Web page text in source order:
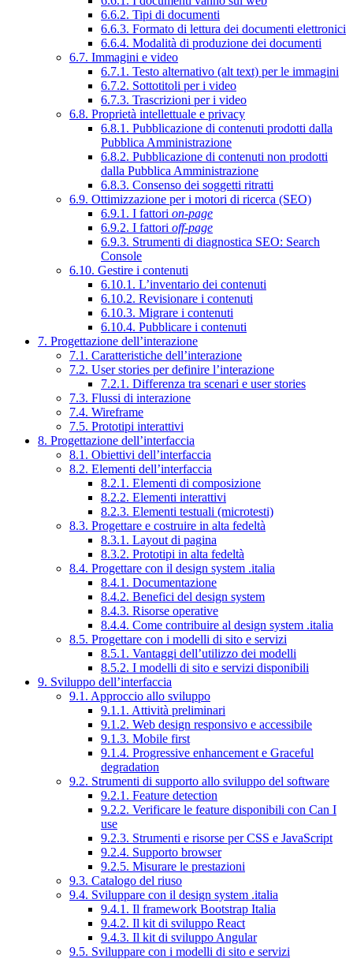
6.6.2. Tipi di documenti
6.6.3. Formato di lettura dei documenti elettronici
6.6.4. Modalità di produzione dei documenti
6.7. Immagini e video
6.7.1. Testo alternativo (alt text) per le immagini
6.7.2. Sottotitoli per i video
6.7.3. Trascrizioni per i video
6.8. Proprietà intellettuale e privacy
6.8.1. Pubblicazione di contenuti prodotti dalla
Pubblica Amministrazione
6.8.2. Pubblicazione di contenuti non prodotti
dalla Pubblica Amministrazione
6.8.3. Consenso dei soggetti ritratti
6.9. Ottimizzazione per i motori di ricerca (SEO)
6.9.1. I fattori on-page
6.9.2. I fattori off-page
6.9.3. Strumenti di diagnostica SEO: Search
Console
6.10. Gestire i contenuti
6.10.1. L’inventario dei contenuti
6.10.2. Revisionare i contenuti
6.10.3. Migrare i contenuti
6.10.4. Pubblicare i contenuti
7. Progettazione dell’interazione
7.1. Caratteristiche dell’interazione
7.2. User stories per definire l’interazione
7.2.1. Differenza tra scenari e user stories
7.3. Flussi di interazione
7.4. Wireframe
7.5. Prototipi interattivi
8. Progettazione dell’interfaccia
8.1. Obiettivi dell’interfaccia
8.2. Elementi dell’interfaccia
8.2.1. Elementi di composizione
8.2.2. Elementi interattivi
8.2.3. Elementi testuali (microtesti)
8.3. Progettare e costruire in alta fedeltà
8.3.1. Layout di pagina
8.3.2. Prototipi in alta fedeltà
8.4. Progettare con il design system .italia
8.4.1. Documentazione
8.4.2. Benefici del design system
8.4.3. Risorse operative
8.4.4. Come contribuire al design system .italia
8.5. Progettare con i modelli di sito e servizi
8.5.1. Vantaggi dell’utilizzo dei modelli
8.5.2. I modelli di sito e servizi disponibili
9. Sviluppo dell’interfaccia
9.1. Approccio allo sviluppo
9.1.1. Attività preliminari
9.1.2. Web design responsivo e accessibile
9.1.3. Mobile first
9.1.4. Progressive enhancement e Graceful
degradation
9.2. Strumenti di supporto allo sviluppo del software
9.2.1. Feature detection
9.2.2. Verificare le feature disponibili con Can I
use
9.2.3. Strumenti e risorse per CSS e JavaScript
9.2.4. Supporto browser
9.2.5. Misurare le prestazioni
9.3. Catalogo del riuso
9.4. Sviluppare con il design system .italia
9.4.1. Il framework Bootstrap Italia
9.4.2. Il kit di sviluppo React
9.4.3. Il kit di sviluppo Angular
9.5. Sviluppare con i modelli di sito e servizi